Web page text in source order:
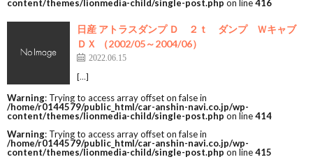
content/themes/lionmedia-child/single-post.php on line416
日産 アトラスダンプ Ｄ ２ｔ ダンプ Ｗキャブ
ＤＸ （2002/05～2004/06）
2022.06.15
[…]
Warning: Trying to access array offset on false in
/home/r0144579/public_html/car-anshin-navi.co.jp/wp-
content/themes/lionmedia-child/single-post.php on line414
Warning: Trying to access array offset on false in
/home/r0144579/public_html/car-anshin-navi.co.jp/wp-
content/themes/lionmedia-child/single-post.php on line415